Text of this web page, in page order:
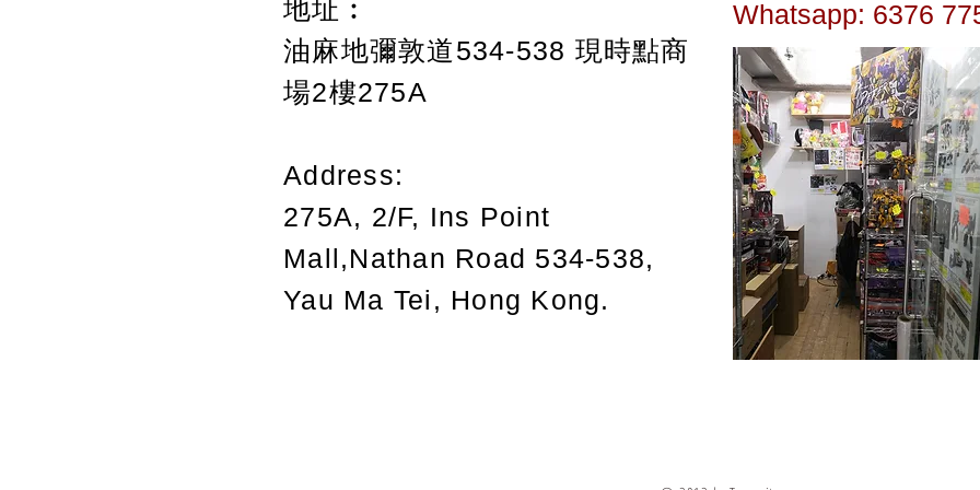
地址︰
油麻地彌敦道534-538 現時點商
場2樓275A
Address:
275A, 2/F, Ins Point
Mall,Nathan Road 534-538,
Yau Ma Tei, Hong Kong.
Whatsapp: 6376